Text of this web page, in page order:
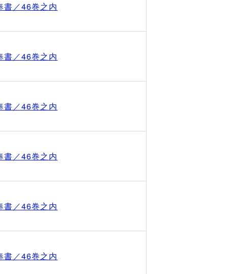
書／46巻之内
書／46巻之内
書／46巻之内
書／46巻之内
書／46巻之内
書／46巻之内